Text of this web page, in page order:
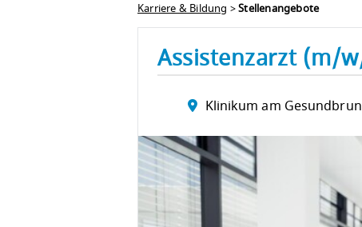
Karriere & Bildung >Stellenangebote
Assistenzarzt (m/
Klinikum am